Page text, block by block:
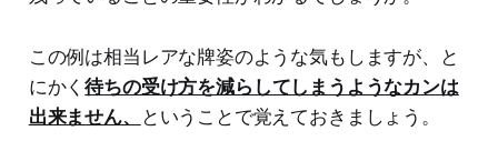
この例は相当レアな牌姿のような気もしますが、と
にかく待ちの受け方を減らしてしまうようなカンは
出来ません、
ということで覚えておきましょう。